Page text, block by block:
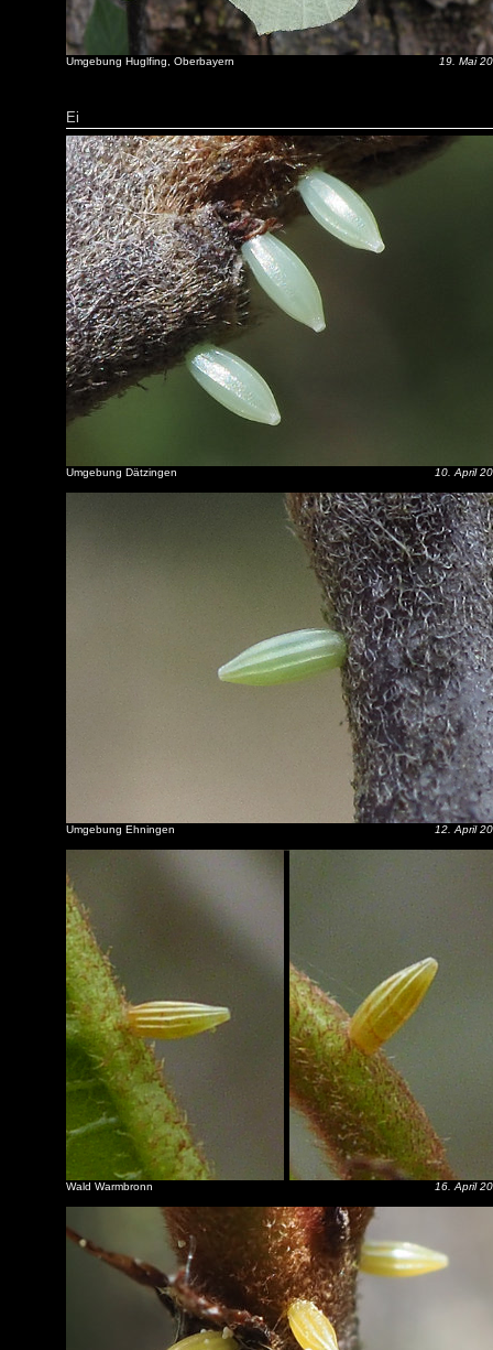
Umgebung Huglfing, Oberbayern 19. Mai
Ei
Umgebung Dätzingen 10. April
Umgebung Ehningen 12. April
Wald Warmbronn 16. April